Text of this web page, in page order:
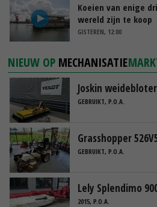
Koeien van enige
wereld zijn te koop
GISTEREN, 12:00
NIEUW OP MECHANISATIE
Joskin
GEBRUIKT, P.O.A.
Grasshopper
GEBRUIKT, P.O.A.
Lely Splendimo
2015, P.O.A.